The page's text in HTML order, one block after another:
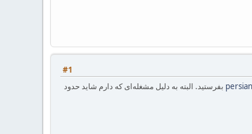
#1
بفرستید. البته به دلیل مشغله‌ای که دارم شاید حدود